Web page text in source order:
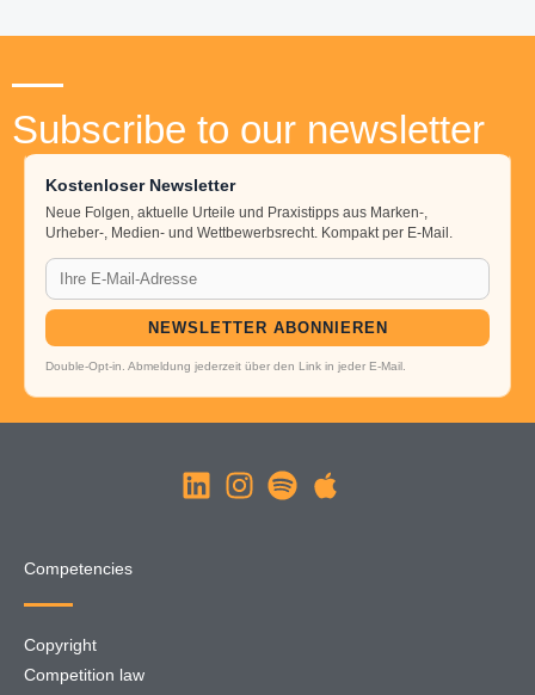
Subscribe to our newsletter
Kostenloser Newsletter
Neue Folgen, aktuelle Urteile und Praxistipps aus Marken-,
Urheber-, Medien- und Wettbewerbsrecht. Kompakt per E-Mail.
NEWSLETTER ABONNIEREN
Double-Opt-in. Abmeldung jederzeit über den Link in jeder E-Mail.
Competencies
Copyright
Competition law